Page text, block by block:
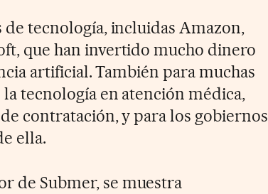
de tecnología, incluidas Amazon,
que han invertido mucho dinero
artificial. También para muchas
tecnología en atención médica,
contratación, y para los gobiernos
ella.
de Submer, se muestra